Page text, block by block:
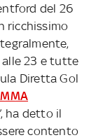
del 26
ricchissimo
23 e tutte
Diretta Gol
ha detto il
contento